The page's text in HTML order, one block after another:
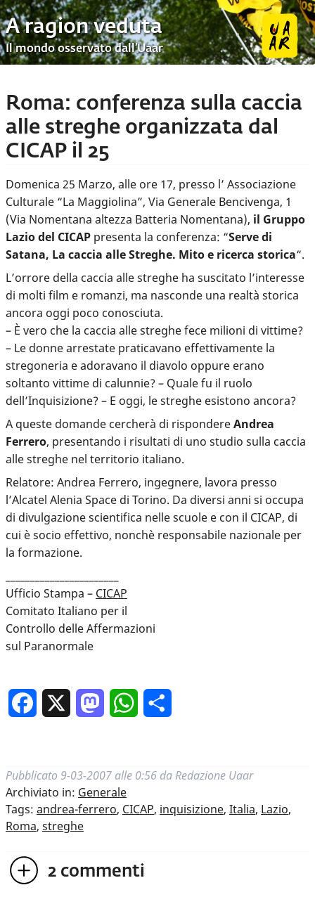
A ragion veduta
Il mondo osservato dall’Uaar
Roma: conferenza sulla caccia
alle streghe organizzata dal
CICAP il 25
Domenica 25 Marzo, alle ore 17, presso l’ Associazione
Culturale “La Maggiolina”, Via Generale Bencivenga, 1
(Via Nomentana altezza Batteria Nomentana), il Gruppo
Lazio del CICAP presenta la conferenza: “Serve di
Satana, La caccia alle Streghe. Mito e ricerca storica“.
L’orrore della caccia alle streghe ha suscitato l’interesse
di molti film e romanzi, ma nasconde una realtà storica
ancora oggi poco conosciuta.
– È vero che la caccia alle streghe fece milioni di vittime?
– Le donne arrestate praticavano effettivamente la
stregoneria e adoravano il diavolo oppure erano
soltanto vittime di calunnie? – Quale fu il ruolo
dell’Inquisizione? – E oggi, le streghe esistono ancora?
A queste domande cercherà di rispondereAndrea
Ferrero, presentando i risultati di uno studio sulla caccia
alle streghe nel territorio italiano.
Relatore: Andrea Ferrero, ingegnere, lavora presso
l’Alcatel Alenia Space di Torino. Da diversi anni si occupa
di divulgazione scientifica nelle scuole e con il CICAP, di
cui è socio effettivo, nonchè responsabile nazionale per
la formazione.
Ufficio Stampa – CICAP
Comitato Italiano per il
Controllo delle Affermazioni
sul Paranormale
Facebook MastodonWhatsApp
Pubblicato 9-03-2007 alle 0:56 da Redazione Uaar
Archiviato in: Generale
Tags: andrea-ferrero, CICAP, inquisizione, Italia, Lazio,
Roma, streghe
2 commenti